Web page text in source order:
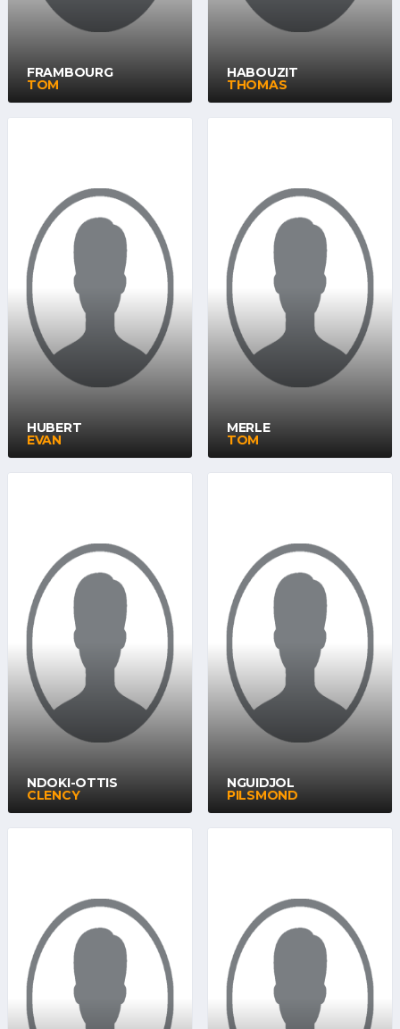
FRAMBOURG
TOM
HABOUZIT
THOMAS
HUBERT
EVAN
MERLE
TOM
NDOKI-OTTIS
CLENCY
NGUIDJOL
PILSMOND